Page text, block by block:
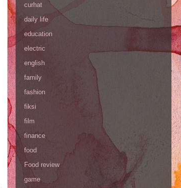
curhat
daily life
education
electric
english
family
fashion
fiksi
film
finance
food
Food review
game